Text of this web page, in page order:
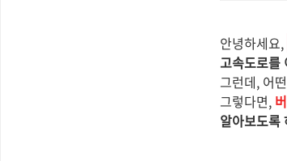
안녕하세요,
고속도로를
그런데, 어
그렇다면,
알아보도록